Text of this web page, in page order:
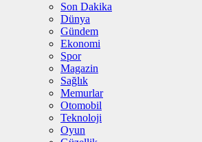
Son Dakika
Dünya
Gündem
Ekonomi
Spor
Magazin
Sağlık
Memurlar
Otomobil
Teknoloji
Oyun